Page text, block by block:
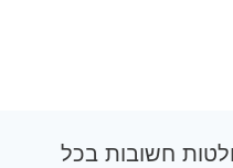
חשובות בכל